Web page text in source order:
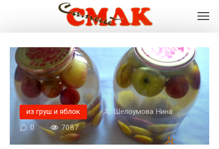
из груш и яблок
Шелоумова Нина
0
7087